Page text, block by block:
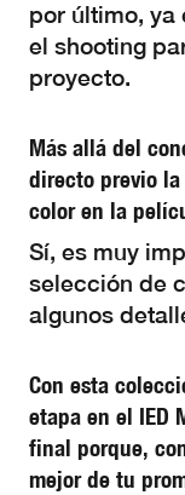
por último, ya
el shooting
proyecto.
Más allá del
directo previo
color en la
Sí, es muy
selección de
algunos
Con esta
etapa en el IED
final porque,
mejor de tu